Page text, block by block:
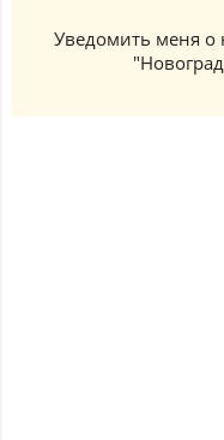
Уведомить меня